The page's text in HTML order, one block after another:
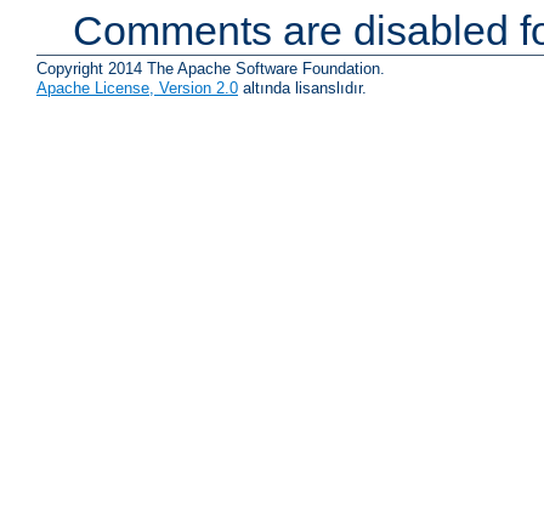
Comments are disabled
Copyright 2014 The Apache Software Foundation.
Apache License, Version 2.0 altında lisanslıdır.